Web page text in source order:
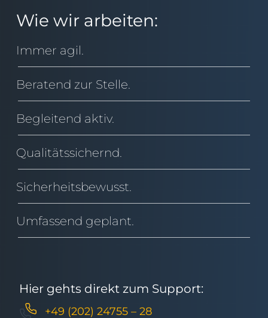
Immer agil.
Beratend zur Stelle.
Begleitend aktiv.
Qualitätssichernd.
Sicherheitsbewusst.
Umfassend geplant.
Hier gehts direkt zum Support:
+49 (202) 24755 – 28